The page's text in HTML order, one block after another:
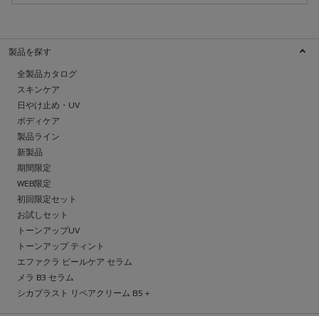
製品を探す
全製品カタログ
スキンケア
日やけ止め・UV
ボディケア
製品ライン
新製品
期間限定
WEB限定
初回限定セット
お試しセット
トーンアップUV
トーンアップ ティント
エファクラ ピールケア セラム
メラ B3 セラム
シカプラスト リペアクリーム B5＋